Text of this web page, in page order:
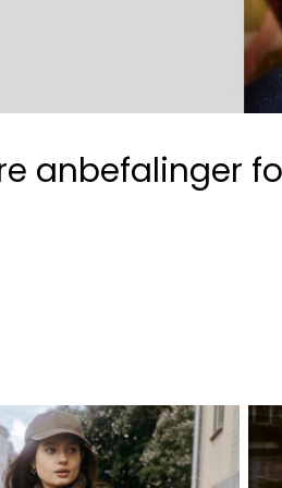
anbefalinger